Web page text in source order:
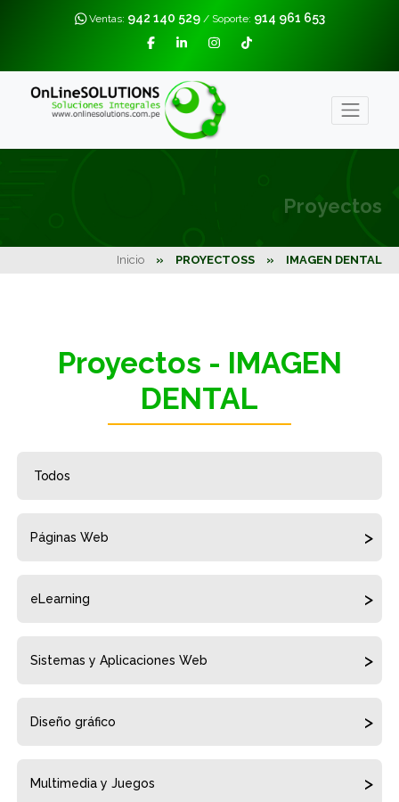
Ventas: 942 140 529/ Soporte: 914 961 653
Proyectos
Inicio » PROYECTOSS » IMAGEN DENTAL
Proyectos - IMAGEN
DENTAL
Todos
Páginas Web
eLearning
Sistemas y Aplicaciones Web
Diseño gráfico
Multimedia y Juegos